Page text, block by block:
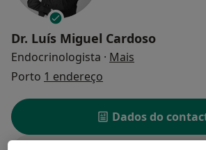
Dr. Luís Miguel Cardoso
Endocrinologista · Mais
Porto 1 endereço
Dados do